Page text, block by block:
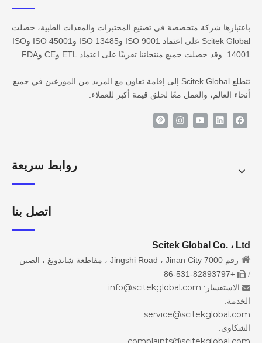
باعتبارها شركة متخصصة في تصنيع المختبرات والمعدات الطبية، حصلت
Scitek Global على اعتماد ISO 9001 وISO 13485 وISO 45001 وISO
14001. وقد حصلت جميع منتجاتنا تقريبًا على اعتماد ETL وCE وFDA.
تتطلع Scitek Global إلى إقامة تعاون مع المزيد من الموزعين في جميع
أنحاء العالم، والعمل معًا لخلق قيمة أكبر للعملاء.
روابط سريعة
اتصل بنا
Scitek Global Co. ، Ltd
 رقم 7000 Jingshi Road ، Jinan City ، مقاطعة شاندونغ ، الصين
/

+86-531-82893797
 الاستفسار: info@scitekglobal.com
الخدمة:
service@scitekglobal.com
الشكاوى: